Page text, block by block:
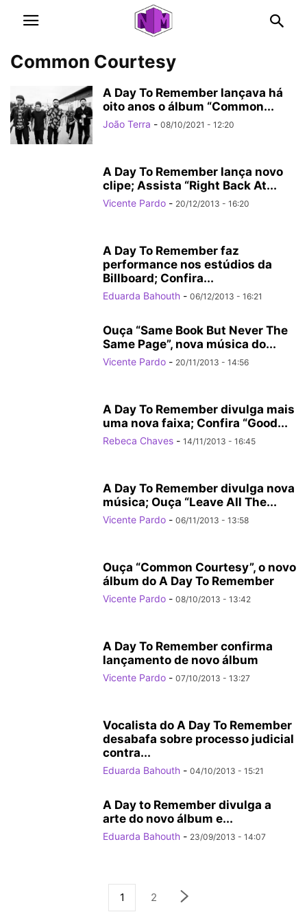
Common Courtesy
A Day To Remember lançava há
oito anos o álbum “Common...
João Terra - 08/10/2021 - 12:20
A Day To Remember lança novo
clipe; Assista “Right Back At...
Vicente Pardo - 20/12/2013 - 16:20
A Day To Remember faz
performance nos estúdios da
Billboard; Confira...
Eduarda Bahouth - 06/12/2013 - 16:21
Ouça “Same Book But Never The
Same Page”, nova música do...
Vicente Pardo - 20/11/2013 - 14:56
A Day To Remember divulga mais
uma nova faixa; Confira “Good...
Rebeca Chaves - 14/11/2013 - 16:45
A Day To Remember divulga nova
música; Ouça “Leave All The...
Vicente Pardo - 06/11/2013 - 13:58
Ouça “Common Courtesy”, o novo
álbum do A Day To Remember
Vicente Pardo - 08/10/2013 - 13:42
A Day To Remember confirma
lançamento de novo álbum
Vicente Pardo - 07/10/2013 - 13:27
Vocalista do A Day To Remember
desabafa sobre processo judicial
contra...
Eduarda Bahouth - 04/10/2013 - 15:21
A Day to Remember divulga a
arte do novo álbum e...
Eduarda Bahouth - 23/09/2013 - 14:07
1 2